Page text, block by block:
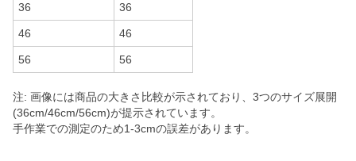
36 36
46 46
56 56
注: 画像には商品の大きさ比較が示されており、3つのサイズ展開
(36cm/46cm/56cm)が提示されています。
手作業での測定のため1-3cmの誤差があります。